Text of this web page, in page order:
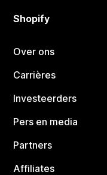
Shopify
Over ons
Carrières
Investeerders
Pers en media
Partners
Affiliates